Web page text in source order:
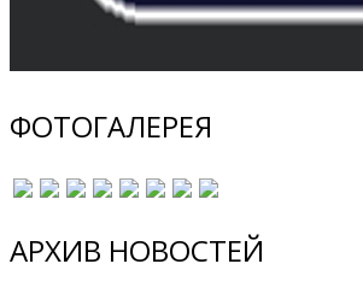
ФОТОГАЛЕРЕЯ
АРХИВ НОВОСТЕЙ